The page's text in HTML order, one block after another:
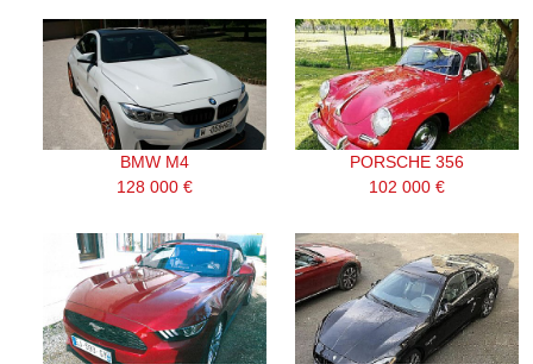
BMW M4
128 000 €
PORSCHE 356
102 000 €